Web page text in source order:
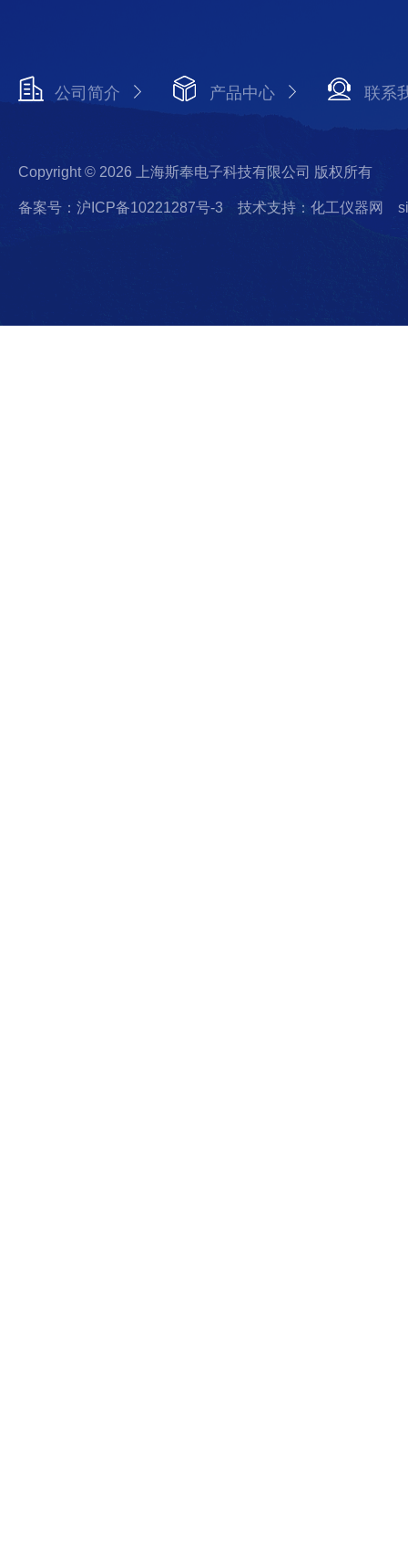
公司简介 产品中心 联系
Copyright © 2026 上海斯奉电子科技有限公司 版权所有
备案号：沪ICP备10221287号-3 技术支持：化工仪器网